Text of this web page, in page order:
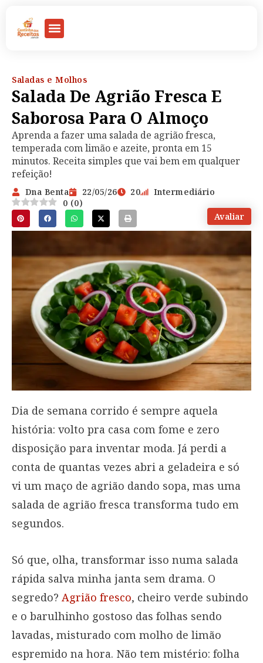
Saladas e Molhos
Salada De Agrião Fresca E
Saborosa Para O Almoço
Aprenda a fazer uma salada de agrião fresca,
temperada com limão e azeite, pronta em 15
minutos. Receita simples que vai bem em qualquer
refeição!
Dna Benta 22/05/26 20
Intermediário
0 (0)
Avaliar
Dia de semana corrido é sempre aquela
história: volto pra casa com fome e zero
disposição para inventar moda. Já perdi a
conta de quantas vezes abri a geladeira e só
vi um maço de agrião dando sopa, mas uma
salada de agrião fresca transforma tudo em
segundos.
Só que, olha, transformar isso numa salada
rápida salva minha janta sem drama. O
segredo? Agrião fresco, cheiro verde subindo
e o barulhinho gostoso das folhas sendo
lavadas, misturado com molho de limão
espremido na hora. Não tem mistério: folha